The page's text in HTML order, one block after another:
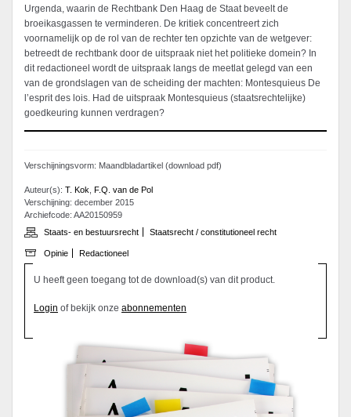
Urgenda, waarin de Rechtbank Den Haag de Staat beveelt de
broeikasgassen te verminderen. De kritiek concentreert zich
voornamelijk op de rol van de rechter ten opzichte van de wetgever:
betreedt de rechtbank door de uitspraak niet het politieke domein? In
dit redactioneel wordt de uitspraak langs de meetlat gelegd van een
van de grondslagen van de scheiding der machten: Montesquieus De
l’esprit des lois. Had de uitspraak Montesquieus (staatsrechtelijke)
goedkeuring kunnen verdragen?
Verschijningsvorm: Maandbladartikel (download pdf)
Auteur(s): T. Kok F.Q. van de Pol
Verschijning: december 2015
Archiefcode: AA20150959
Staats- en bestuursrecht
Staatsrecht / constitutioneel recht
Opinie Redactioneel
U heeft geen toegang tot de download(s) van dit product.
Login of bekijk onze abonnementen